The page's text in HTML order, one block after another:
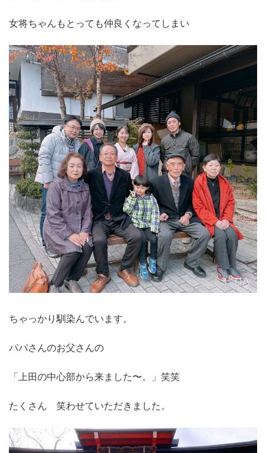
女将ちゃんもとっても仲良くなってしまい
ちゃっかり馴染んでいます。
パパさんのお父さんの
「上田の中心部から来ました〜。」笑笑
たくさん 笑わせていただきました。